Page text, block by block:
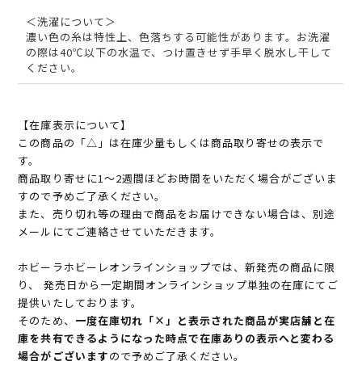
＜洗濯について＞
濃い色の糸は特性上、色落ちする可能性があります。お洗濯
の際は40℃以下の水温で、つけ置きせず手早く脱水し干して
ください。
【在庫表示について】
この商品の「△」は在庫少量もしくは商品取り寄せの表示で
す。
商品取り寄せに1～2週間ほどお時間をいただく場合がございま
すので予めご了承ください。
また、売り切れ等の理由で商品をお届けできない場合は、別途
メールにてご連絡させていただきます。
ホビーラホビーレオンラインショップでは、新発売の商品に限
り、 発売日から一定期間オンラインショップ単独の在庫にてご
提供いたしております。
そのため、 一度在庫切れ「×」と表示された商品が実店舗と在
庫を共有できるようになった時点で在庫ありの表示へと変わる
場合がございますので予めご了承ください。